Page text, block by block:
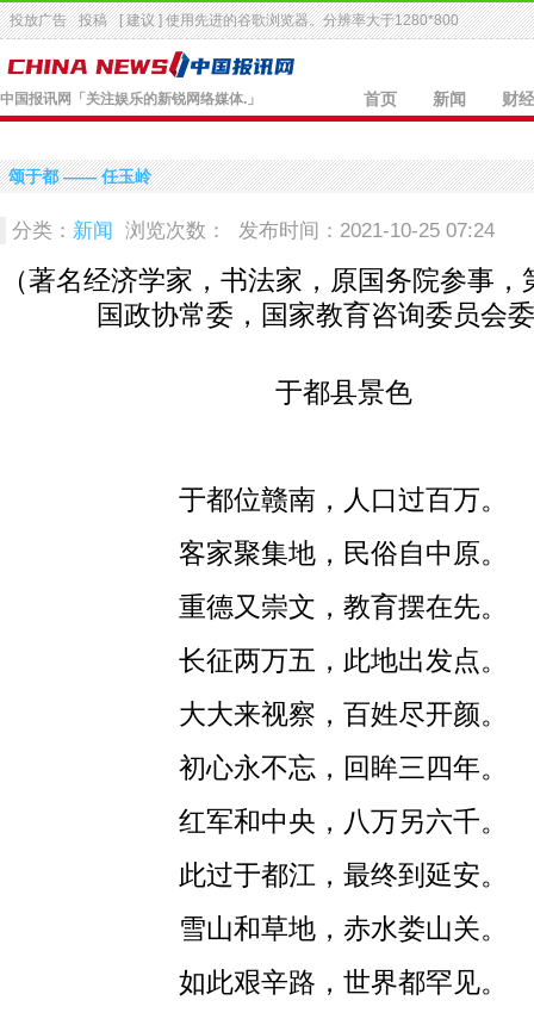
投放广告 投稿 [ 建议 ] 使用先进的谷歌浏览器。分辨率大于1280*800
中国报讯网 「关注娱乐的新锐网络媒体.」 首页 新闻 财经
颂于都 —— 任玉岭
分类： 新闻 浏览次数： 发布时间：2021-10-25 07:24
（著名经济学家，书法家，原国务院参事，
国政协常委，国家教育咨询委员会
于都县景色
于都位赣南，人口过百万。
客家聚集地，民俗自中原。
重德又崇文，教育摆在先。
长征两万五，此地出发点。
大大来视察，百姓尽开颜。
初心永不忘，回眸三四年。
红军和中央，八万另六千。
此过于都江，最终到延安。
雪山和草地，赤水娄山关。
如此艰辛路，世界都罕见。